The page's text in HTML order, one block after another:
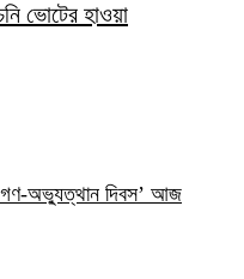
ভোটের হাওয়া
গণ-অভ্যুত্থান দিবস’ আজ